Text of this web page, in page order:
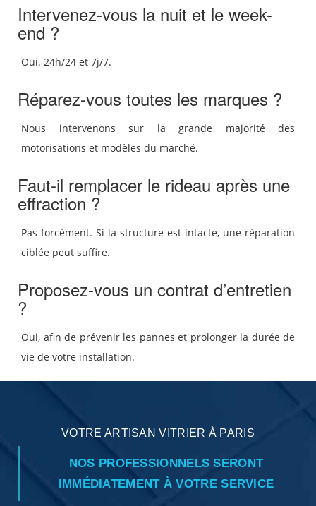
Intervenez-vous la nuit et le week-
end ?
Oui. 24h/24 et 7j/7.
Réparez-vous toutes les marques ?
Nous intervenons sur la grande majorité des
motorisations et modèles du marché.
Faut-il remplacer le rideau après une
effraction ?
Pas forcément. Si la structure est intacte, une réparation
ciblée peut suffire.
Proposez-vous un contrat d’entretien
?
Oui, afin de prévenir les pannes et prolonger la durée de
vie de votre installation.
VOTRE ARTISAN VITRIER À PARIS
NOS PROFESSIONNELS SERONT
IMMÉDIATEMENT À VOTRE SERVICE